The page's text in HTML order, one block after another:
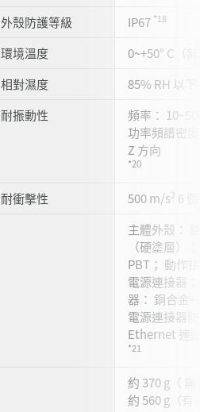
外殼防護等級 IP67 *18
環境溫度
0~+50° C（
相對濕度
85% RH 以
耐振動性
頻率：
功率頻譜密
Z 方向
*20
耐衝擊性 500 m/s2 6
主體外殼：
（硬塗層）
PBT； 動作
電源連接器
器： 銅合金+
電源連接器
Ethernet 連
*21
約 370 g（
約 560 g（有